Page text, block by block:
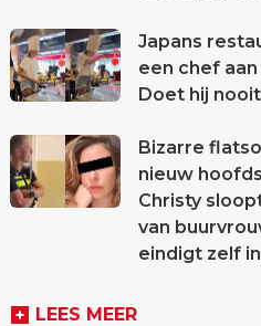
Japans
een chef
Doet hij
Bizarre
nieuw
Christy
van
eindigt zelf
LEES MEER